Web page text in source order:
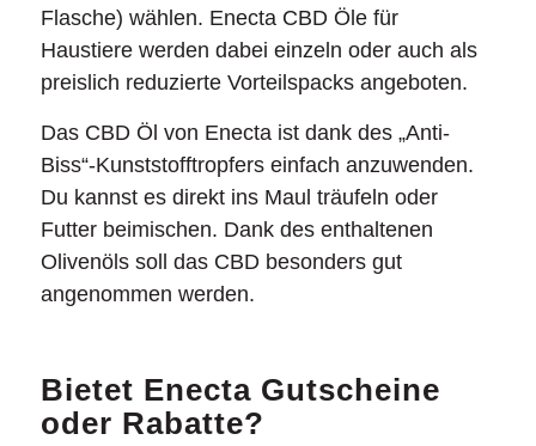
Flasche) wählen. Enecta CBD Öle für
Haustiere werden dabei einzeln oder auch als
preislich reduzierte Vorteilspacks angeboten.
Das CBD Öl von Enecta ist dank des „Anti-
Biss“-Kunststofftropfers einfach anzuwenden.
Du kannst es direkt ins Maul träufeln oder
Futter beimischen. Dank des enthaltenen
Olivenöls soll das CBD besonders gut
angenommen werden.
Bietet Enecta Gutscheine
oder Rabatte?